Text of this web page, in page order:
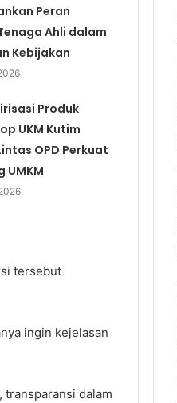
Peran
Ahli dalam
Kebijakan
Produk
UKM Kutim
OPD Perkuat
UMKM
tersebut
ingin kejelasan
transparansi dalam